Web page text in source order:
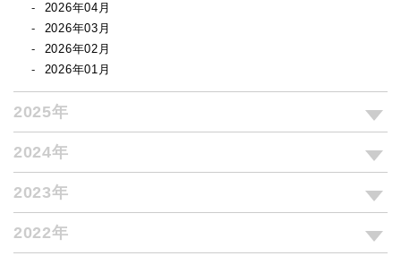
2026年04月
2026年03月
2026年02月
2026年01月
2025年
2024年
2023年
2022年